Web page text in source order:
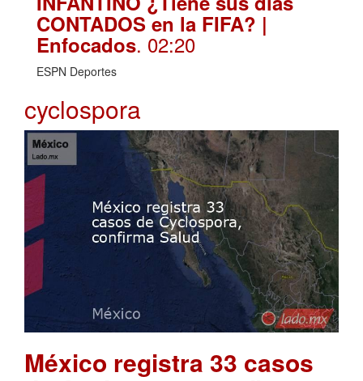
CONTADOS en la FIFA? |
Enfocados. 02:20
ESPN Deportes
cyclospora
México registra 33 casos